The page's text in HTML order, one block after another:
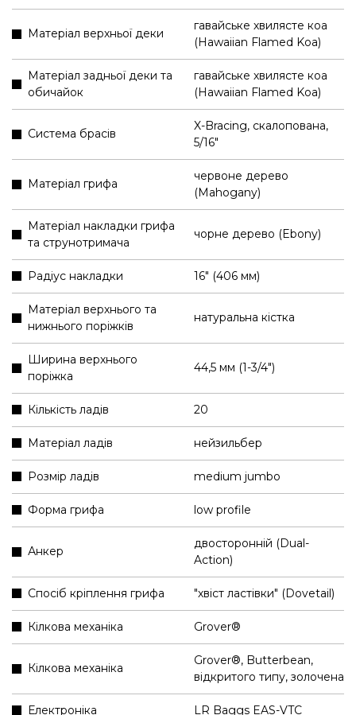
Матеріал верхньої деки
гавайське хвилясте коа
(Hawaiian Flamed Koa)
Матеріал задньої деки та
обичайок
гавайське хвилясте коа
(Hawaiian Flamed Koa)
Система брасів
X-Bracing, скалопована,
5/16"
Матеріал грифа
червоне дерево
(Mahogany)
Матеріал накладки грифа
та струнотримача
чорне дерево (Ebony)
Радіус накладки 16" (406 мм)
Матеріал верхнього та
нижнього поріжків
натуральна кістка
Ширина верхнього
поріжка
44,5 мм (1-3/4″)
Кількість ладів 20
Матеріал ладів нейзильбер
Розмір ладів medium jumbo
Форма грифа low profile
Анкер
двосторонній (Dual-
Action)
Спосіб кріплення грифа "хвіст ластівки" (Dovetail)
Кілкова механіка Grover®
Кілкова механіка
Grover®, Butterbean,
відкритого типу, золочена
Електроніка LR Baggs EAS-VTC